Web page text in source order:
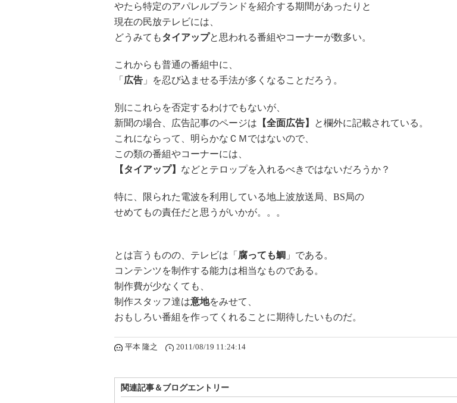
やたら特定のアパレルブランドを紹介する期間があったりと
現在の民放テレビには、
どうみてもタイアップと思われる番組やコーナーが数多い。
これからも普通の番組中に、
「 広告 」を忍び込ませる手法が多くなることだろう。
別にこれらを否定するわけでもないが、
新聞の場合、広告記事のページは 【全面広告】
と欄外に記載されている。
これにならって、明らかなＣＭではないので、
この類の番組やコーナーには、
【タイアップ】 などとテロップを入れるべきではないだろうか？
特に、限られた電波を利用している地上波放送局、BS局の
せめてもの責任だと思うがいかが。。。
とは言うものの、テレビは「 腐っても鯛 」である。
コンテンツを制作する能力は相当なものである。
制作費が少なくても、
制作スタッフ達は意地をみせて、
おもしろい番組を作ってくれることに期待したいものだ。
平本 隆之 2011/08/19 11:24:14
関連記事＆ブログエントリー